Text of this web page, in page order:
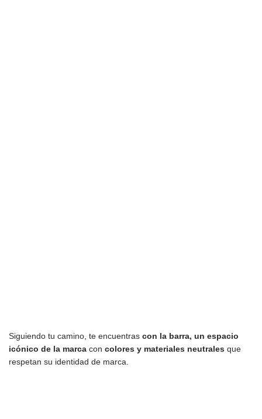
Siguiendo tu camino, te encuentras con la barra, un espacio
icónico de la marca con colores y materiales neutrales que
respetan su identidad de marca.